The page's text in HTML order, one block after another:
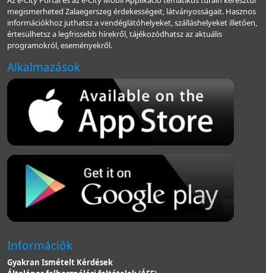
megismerheted Zalaegerszeg érdekességeit, látványosságait. Hasznos
információkhoz juthatsz a vendéglátóhelyeket, szálláshelyeket illetően,
értesülhetsz a legfrissebb hírekről, tájékozódhatsz az aktuális
programokról, eseményekről.
Alkalmazások
Információk
Gyakran Ismételt Kérdések